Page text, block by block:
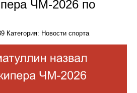
ЧМ-2026 по
Категория: Новости спорта